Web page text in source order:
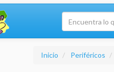
Inicio Periféricos